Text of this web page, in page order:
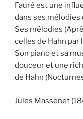
Fauré est une
dans ses
Ses mélodies
celles de Hahn
Son piano et sa
douceur et une
de Hahn
Jules Massenet